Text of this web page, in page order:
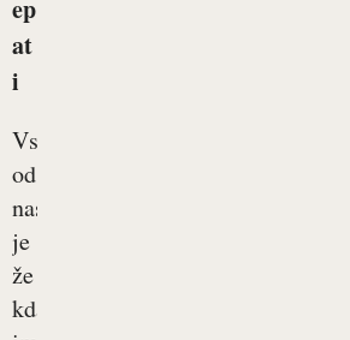
ep
at
i
Vsak
od
nas
je
že
kdaj